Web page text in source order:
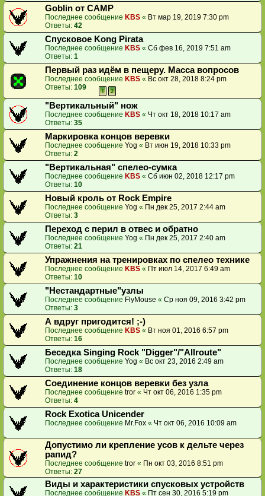
Goblin от CAMP
Последнее сообщение KBS « Вт мар 19, 2019 7:30 pm
Ответы: 42
Спусковое Kong Pirata
Последнее сообщение KBS « Сб фев 16, 2019 7:51 am
Ответы: 1
Первый раз идём в пещеру. Масса вопросов
Последнее сообщение KBS « Вс окт 28, 2018 8:24 pm
Ответы: 109 1 2
"Вертикальный" нож
Последнее сообщение KBS « Чт окт 18, 2018 10:17 am
Ответы: 35
Маркировка концов веревки
Последнее сообщение Yog « Вт июн 19, 2018 10:33 pm
Ответы: 2
"Вертикальная" спелео-сумка
Последнее сообщение KBS « Сб июн 02, 2018 12:17 pm
Ответы: 10
Новый кроль от Rock Empire
Последнее сообщение Yog « Пн дек 25, 2017 2:44 am
Ответы: 3
Переход с перил в отвес и обратно
Последнее сообщение Yog « Пн дек 25, 2017 2:40 am
Ответы: 21
Упражнения на тренировках по спелео технике
Последнее сообщение KBS « Пт июл 14, 2017 6:49 am
Ответы: 10
"Нестандартные"узлы
Последнее сообщение FlyMouse « Ср ноя 09, 2016 3:42 pm
Ответы: 3
А вдруг пригодится! ;-)
Последнее сообщение KBS « Вт ноя 01, 2016 6:57 pm
Ответы: 16
Беседка Singing Rock "Digger"/"Allroute"
Последнее сообщение Yog « Вс окт 23, 2016 2:49 am
Ответы: 18
Соединение концов веревки без узла
Последнее сообщение tror « Чт окт 06, 2016 1:35 pm
Ответы: 4
Rock Exotica Unicender
Последнее сообщение Mr.Fox « Чт окт 06, 2016 10:09 am
Допустимо ли крепление усов к дельте через
рапид?
Последнее сообщение tror « Пн окт 03, 2016 8:51 pm
Ответы: 27
Виды и характеристики спусковых устройств
Последнее сообщение KBS « Пт сен 30, 2016 5:19 pm